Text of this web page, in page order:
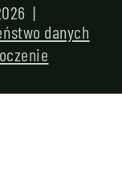
|
danych